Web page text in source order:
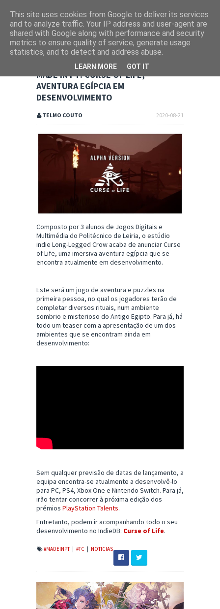
MADE IN PT: CURSE OF LIFE,
AVENTURA EGÍPCIA EM
DESENVOLVIMENTO
2020-08-21
TELMO COUTO
Composto por 3 alunos de Jogos Digitais e
Multimédia do Politécnico de Leiria, o estúdio
indie Long-Legged Crow acaba de anunciar Curse
of Life, uma imersiva aventura egípcia que se
encontra atualmente em desenvolvimento.
Este será um jogo de aventura e puzzles na
primeira pessoa, no qual os jogadores terão de
completar diversos rituais, num ambiente
sombrio e misterioso do Antigo Egipto. Para já, há
todo um teaser com a apresentação de um dos
ambientes que se encontram ainda em
desenvolvimento:
Sem qualquer previsão de datas de lançamento, a
equipa encontra-se atualmente a desenvolvê-lo
para PC, PS4, Xbox One e Nintendo Switch. Para já,
irão tentar concorrer à próxima edição dos
prémios PlayStation Talents.
Entretanto, podem ir acompanhando todo o seu
desenvolvimento no IndieDB: Curse of Life.
#MADEINPT | #TC | NOTICIAS
This site uses cookies from Google to deliver its services
and to analyze traffic. Your IP address and user-agent are
shared with Google along with performance and security
metrics to ensure quality of service, generate usage
statistics, and to detect and address abuse.
LEARN MORE GOT IT